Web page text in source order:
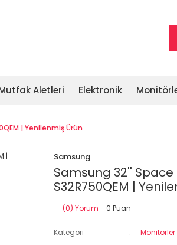
Aletleri Elektronik
| Yenilenmiş Ürün
Samsung
Samsung 32'' Space
S32R750QEM |
(0) Yorum - 0 Puan
Kategori Monitörler